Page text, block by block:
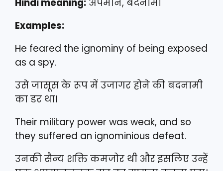
Hindi meaning: अपमान, बदनामी
Examples:
He feared the ignominy of being exposed
as a spy.
उसे जासूस के रूप में उजागर होने की बदनामी
का डर था।
Their military power was weak, and so
they suffered an ignominious defeat.
उनकी सैन्य शक्ति कमजोर थी और इसलिए उन्हें